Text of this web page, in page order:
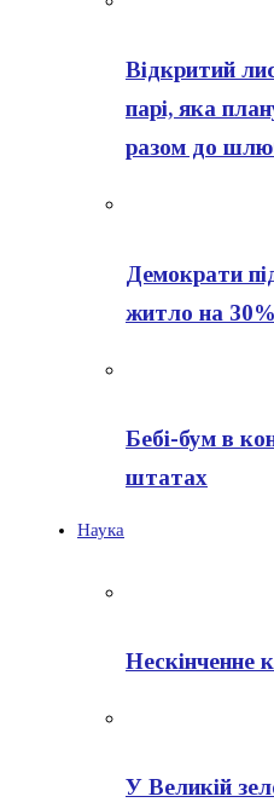
Відкритий
парі, яка
разом до
Демократи
житло на 30%
Бебі-бум в
штатах
Наука
Нескінченне
У Великій